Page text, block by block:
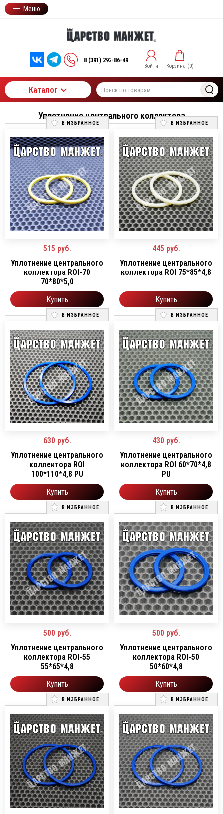
Меню
8 (391) 292-86-49
Войти Корзина (0)
Каталог
Уплотнение центрального коллектора
В ИЗБРАННОЕ
515 руб.
Уплотнение центрального
коллектора ROI-70
70*80*5,0
Купить
В ИЗБРАННОЕ
445 руб.
Уплотнение центрального
коллектора ROI 75*85*4,8
Купить
В ИЗБРАННОЕ
630 руб.
Уплотнение центрального
коллектора ROI
100*110*4,8 PU
Купить
В ИЗБРАННОЕ
430 руб.
Уплотнение центрального
коллектора ROI 60*70*4,8
PU
Купить
В ИЗБРАННОЕ
500 руб.
Уплотнение центрального
коллектора ROI-55
55*65*4,8
Купить
В ИЗБРАННОЕ
500 руб.
Уплотнение центрального
коллектора ROI-50
50*60*4,8
Купить
В ИЗБРАННОЕ В ИЗБРАННОЕ